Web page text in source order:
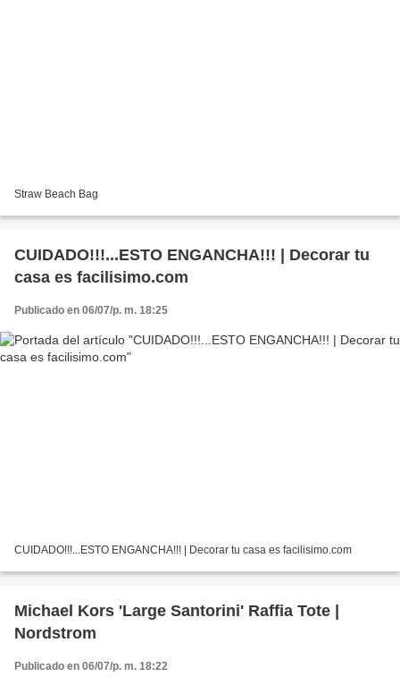
Straw Beach Bag
CUIDADO!!!...ESTO ENGANCHA!!! | Decorar tu
casa es facilisimo.com
Publicado en 06/07/p. m. 18:25
CUIDADO!!!...ESTO ENGANCHA!!! | Decorar tu casa es facilisimo.com
Michael Kors 'Large Santorini' Raffia Tote |
Nordstrom
Publicado en 06/07/p. m. 18:22